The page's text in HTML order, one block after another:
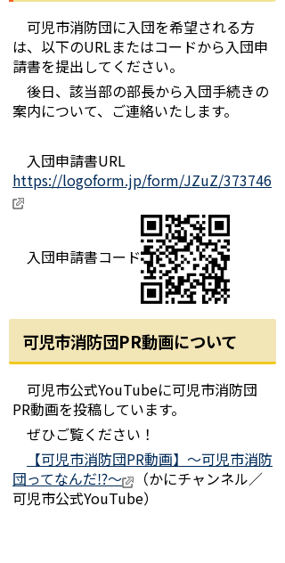
可児市消防団に入団を希望される方
は、以下のURLまたはコードから入団申
請書を提出してください。
後日、該当部の部長から入団手続きの
案内について、ご連絡いたします。
入団申請書URL
https://logoform.jp/form/JZuZ/373746
入団申請書コード
可児市消防団PR動画について
可児市公式YouTubeに可児市消防団
PR動画を投稿しています。
ぜひご覧ください！
【可児市消防団PR動画】～可児市消防
団ってなんだ⁉～
（かにチャンネル／
可児市公式YouTube）